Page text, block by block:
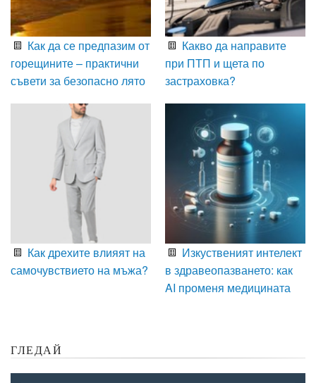
Как да се предпазим от
горещините – практични
съвети за безопасно лято
Какво да направите
при ПТП и щета по
застраховка?
Как дрехите влияят на
самочувствието на мъжа?
Изкуственият интелект
в здравеопазването: как
AI променя медицината
ГЛЕДАЙ